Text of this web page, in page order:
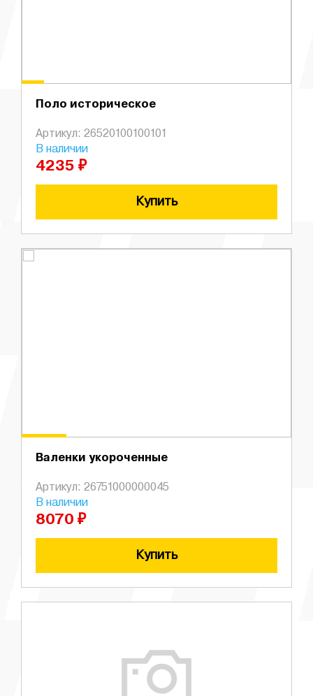
Поло историческое
Артикул: 26520100100101
В наличии
4235 ₽
Купить
Валенки укороченные
Артикул: 26751000000045
В наличии
8070 ₽
Купить